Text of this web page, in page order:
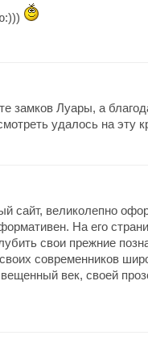
замков Луары, а
удалось на эту
сайт, великолепно
На его
свои прежние
современников
век, своей